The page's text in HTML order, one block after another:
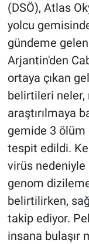
(DSÖ), Atlas
yolcu
gündeme gelen
Arjantin'den
ortaya çıkan
belirtileri neler,
araştırılmaya
gemide 3 ölüm
tespit edildi.
virüs nedeniyle
genom
belirtilirken,
takip ediyor.
insana bulaşır